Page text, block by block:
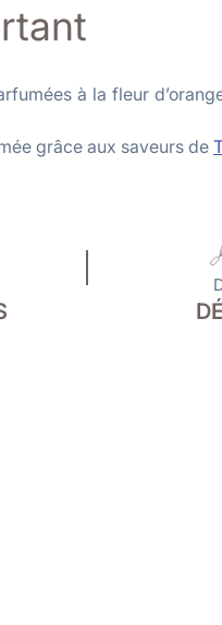
à la fleur
grâce aux saveurs de